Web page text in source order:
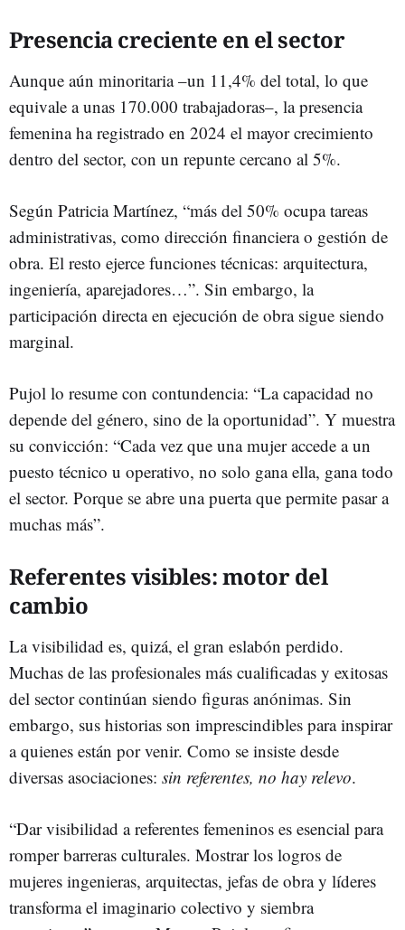
Presencia creciente en el sector
Aunque aún minoritaria –un 11,4% del total, lo que
equivale a unas 170.000 trabajadoras–, la presencia
femenina ha registrado en 2024 el mayor crecimiento
dentro del sector, con un repunte cercano al 5%.
Según Patricia Martínez, “más del 50% ocupa tareas
administrativas, como dirección financiera o gestión de
obra. El resto ejerce funciones técnicas: arquitectura,
ingeniería, aparejadores…”. Sin embargo, la
participación directa en ejecución de obra sigue siendo
marginal.
Pujol lo resume con contundencia: “La capacidad no
depende del género, sino de la oportunidad”. Y muestra
su convicción: “Cada vez que una mujer accede a un
puesto técnico u operativo, no solo gana ella, gana todo
el sector. Porque se abre una puerta que permite pasar a
muchas más”.
Referentes visibles: motor del
cambio
La visibilidad es, quizá, el gran eslabón perdido.
Muchas de las profesionales más cualificadas y exitosas
del sector continúan siendo figuras anónimas. Sin
embargo, sus historias son imprescindibles para inspirar
a quienes están por venir. Como se insiste desde
diversas asociaciones: sin referentes, no hay relevo.
“Dar visibilidad a referentes femeninos es esencial para
romper barreras culturales. Mostrar los logros de
mujeres ingenieras, arquitectas, jefas de obra y líderes
transforma el imaginario colectivo y siembra